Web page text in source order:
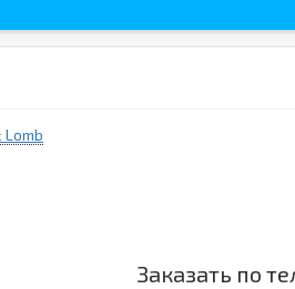
Lomb
Заказать по